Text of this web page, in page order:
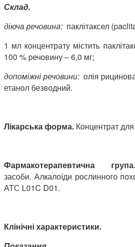
Склад.
діюча речовина: паклітаксел
1 мл концентрату містить
100 % речовину – 6,0 мг;
допоміжні речовини: олія
етанол безводний.
Лікарська форма. Концентрат
Фармакотерапевтична
засоби. Алкалоїди рослинного
АТС L01C D01.
Клінічні характеристики.